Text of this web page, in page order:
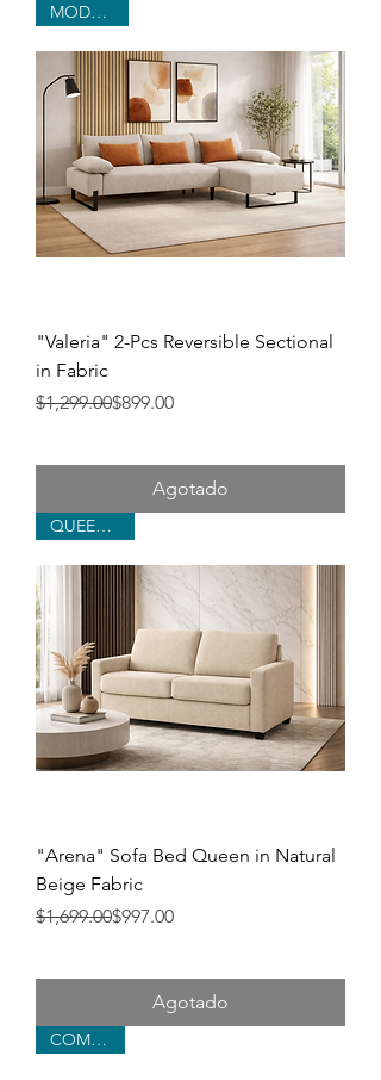
MODERNO
"Valeria" 2-Pcs Reversible Sectional
in Fabric
Precio
$1,299.00
Precio de oferta
$899.00
Agotado
QUEEN BED
"Arena" Sofa Bed Queen in Natural
Beige Fabric
Precio
$1,699.00
Precio de oferta
$997.00
Agotado
COMFORT